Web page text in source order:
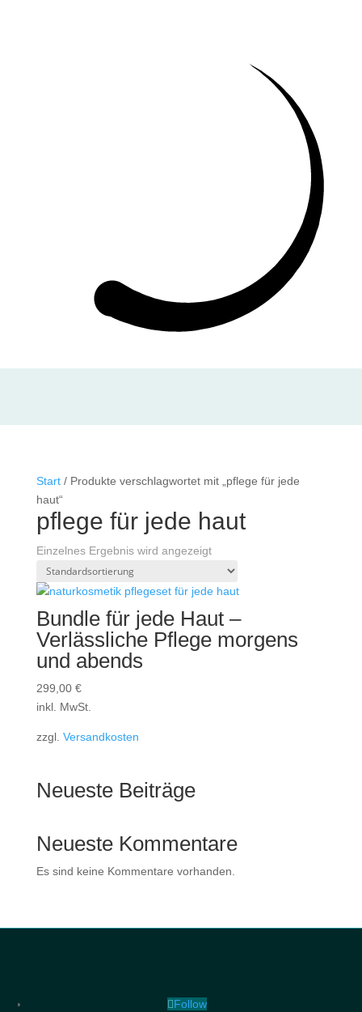
Start/ Produkte verschlagwortet mit „pflege für jede
haut“
pflege für jede haut
Einzelnes Ergebnis wird angezeigt
Bundle für jede Haut –
Verlässliche Pflege morgens
und abends
299,00 €
inkl. MwSt.
zzgl. Versandkosten
Neueste Beiträge
Neueste Kommentare
Es sind keine Kommentare vorhanden.
Follow